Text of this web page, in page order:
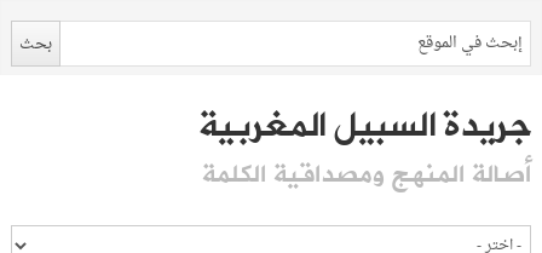
جريدة السبيل المغربية
أصالة المنهج ومصداقية الكلمة